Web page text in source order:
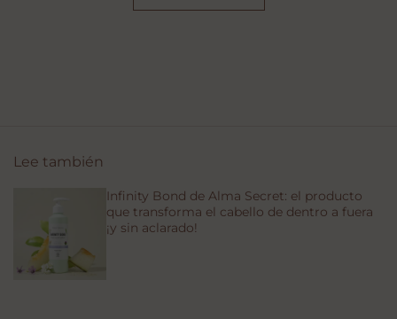
Lee también
Infinity Bond de Alma Secret: el producto
que transforma el cabello de dentro a fuera
¡y sin aclarado!